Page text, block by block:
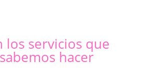
los servicios que
hacer